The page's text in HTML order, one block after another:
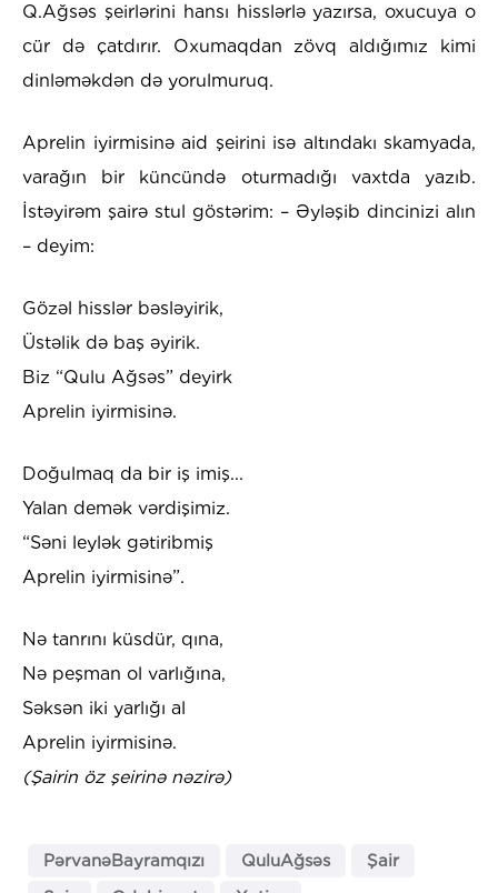
Q.Ağsəs şeirlərini hansı hisslərlə yazırsa, oxucuya o
cür də çatdırır. Oxumaqdan zövq aldığımız kimi
dinləməkdən də yorulmuruq.
Aprelin iyirmisinə aid şeirini isə altındakı skamyada,
varağın bir küncündə oturmadığı vaxtda yazıb.
İstəyirəm şairə stul göstərim: – Əyləşib dincinizi alın
– deyim:
Gözəl hisslər bəsləyirik,
Üstəlik də baş əyirik.
Biz “Qulu Ağsəs” deyirk
Aprelin iyirmisinə.
Doğulmaq da bir iş imiş...
Yalan demək vərdişimiz.
“Səni leylək gətiribmiş
Aprelin iyirmisinə”.
Nə tanrını küsdür, qına,
Nə peşman ol varlığına,
Səksən iki yarlığı al
Aprelin iyirmisinə.
(Şairin öz şeirinə nəzirə)
PərvanəBayramqızı QuluAğsəs
Şair